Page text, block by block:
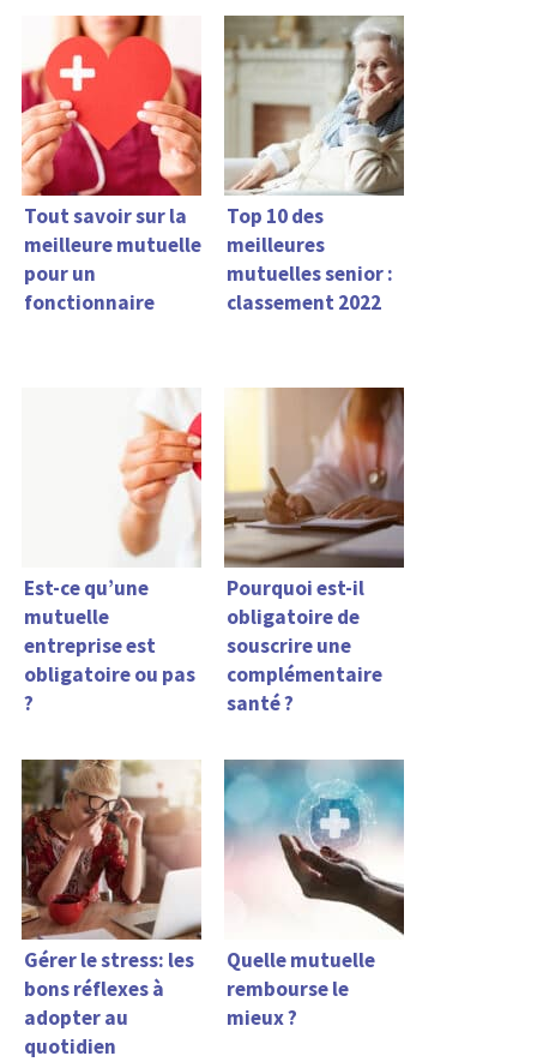
Tout savoir sur la
meilleure mutuelle
pour un
fonctionnaire
Top 10 des
meilleures
mutuelles senior :
classement 2022
Est-ce qu’une
mutuelle
entreprise est
obligatoire ou pas
?
Pourquoi est-il
obligatoire de
souscrire une
complémentaire
santé ?
Gérer le stress: les
bons réflexes à
adopter au
quotidien
Quelle mutuelle
rembourse le
mieux ?